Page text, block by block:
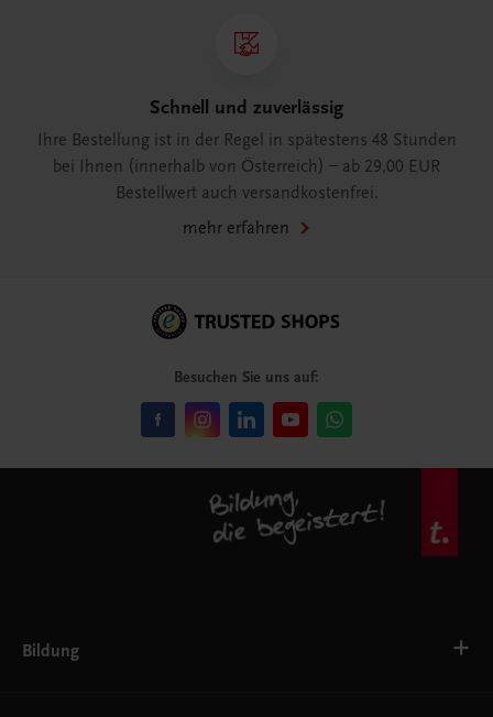
Schnell und zuverlässig
Ihre Bestellung ist in der Regel in spätestens 48 Stunden
bei Ihnen (innerhalb von Österreich) – ab 29,00 EUR
Bestellwert auch versandkostenfrei.
mehr erfahren
Besuchen Sie uns auf:
Bildung